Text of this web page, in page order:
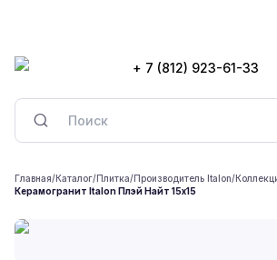
+ 7 (812) 923-61-33
Главная/Каталог/Плитка/Производитель Italon/
Керамогранит Italon Плэй Найт 15x15